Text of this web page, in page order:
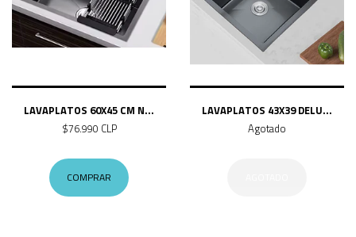
LAVAPLATOS 60X45 CM N...
$76.990 CLP
COMPRAR
LAVAPLATOS 43X39 DELU...
Agotado